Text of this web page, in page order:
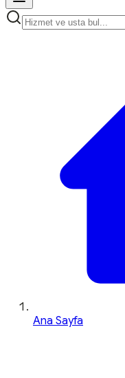
Ana Sayfa